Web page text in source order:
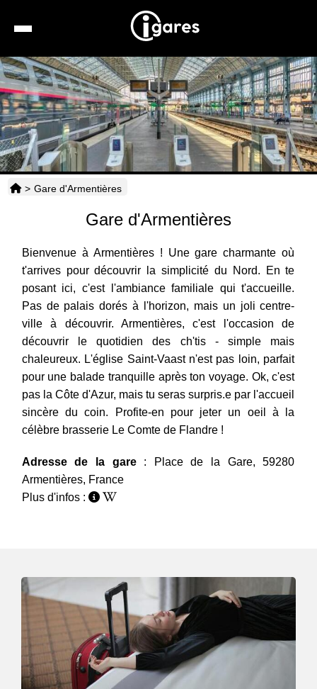
Recherche
Location de voiture
Hôtels
Taxis
> Gare d'Armentières
Gare d'Armentières
Bienvenue à Armentières ! Une gare charmante où
t'arrives pour découvrir la simplicité du Nord. En te
posant ici, c'est l'ambiance familiale qui t'accueille.
Pas de palais dorés à l'horizon, mais un joli centre-
ville à découvrir. Armentières, c'est l'occasion de
découvrir le quotidien des ch'tis - simple mais
chaleureux. L'église Saint-Vaast n'est pas loin, parfait
pour une balade tranquille après ton voyage. Ok, c'est
pas la Côte d'Azur, mais tu seras surpris.e par l'accueil
sincère du coin. Profite-en pour jeter un oeil à la
célèbre brasserie Le Comte de Flandre !
Adresse de la gare : Place de la Gare, 59280
Armentières, France
Plus d'infos :